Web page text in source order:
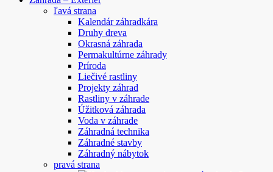
ľavá strana
Kalendár záhradkára
Druhy dreva
Okrasná záhrada
Permakultúrne záhrady
Príroda
Liečivé rastliny
Projekty záhrad
Rastliny v záhrade
Úžitková záhrada
Voda v záhrade
Záhradná technika
Záhradné stavby
Záhradný nábytok
pravá strana